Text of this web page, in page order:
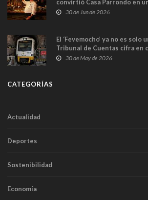
convirtió Casa Parrondo en
en Madrid
30 de Jun de 2026
El ‘Fevemocho’ ya no es solo
Tribunal de Cuentas cifra en
sobrecoste de los trenes que
30 de May de 2026
CATEGORÍAS
Actualidad
Deportes
Sostenibilidad
Economía